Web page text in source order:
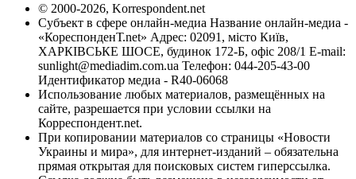
© 2000-2026, Korrespondent.net
Субъект в сфере онлайн-медиа Название онлайн-медиа -
«КореспонденТ.net» Адрес: 02091, місто Київ,
ХАРКІВСЬКЕ ШОСЕ, будинок 172-Б, офіс 208/1 E-mail:
sunlight@mediadim.com.ua Телефон: 044-205-43-00
Идентификатор медиа - R40-06068
Использование любых материалов, размещённых на
сайте, разрешается при условии ссылки на
Корреспондент.net.
При копировании материалов со страницы «Новости
Украины и мира», для интернет-изданий – обязательна
прямая открытая для поисковых систем гиперссылка.